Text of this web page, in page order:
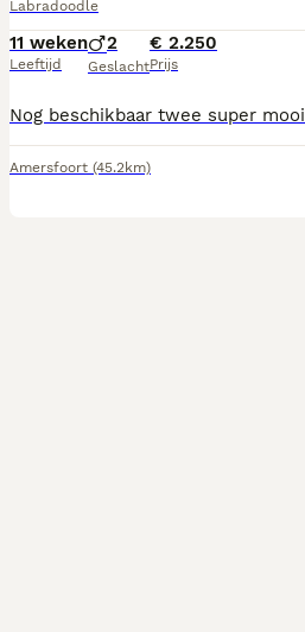
Labradoodle
11 weken
Leeftijd
2
Geslacht
€ 2.250
Prijs
Amersfoort (45.2km)